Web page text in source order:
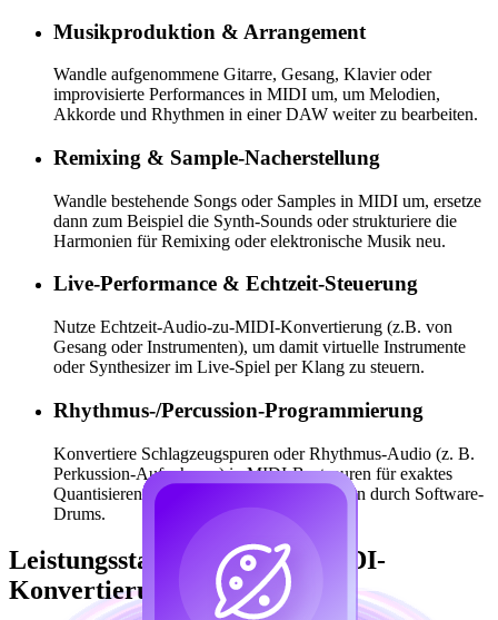
Musikproduktion & Arrangement
Wandle aufgenommene Gitarre, Gesang, Klavier oder
improvisierte Performances in MIDI um, um Melodien,
Akkorde und Rhythmen in einer DAW weiter zu bearbeiten.
Remixing & Sample-Nacherstellung
Wandle bestehende Songs oder Samples in MIDI um, ersetze
dann zum Beispiel die Synth-Sounds oder strukturiere die
Harmonien für Remixing oder elektronische Musik neu.
Live-Performance & Echtzeit-Steuerung
Nutze Echtzeit-Audio-zu-MIDI-Konvertierung (z.B. von
Gesang oder Instrumenten), um damit virtuelle Instrumente
oder Synthesizer im Live-Spiel per Klang zu steuern.
Rhythmus-/Percussion-Programmierung
Konvertiere Schlagzeugspuren oder Rhythmus-Audio (z. B.
Perkussion-Aufnahmen) in MIDI-Beatspuren für exaktes
Quantisieren, Arrangement und das Ersetzen durch Software-
Drums.
Leistungsstarke Musik-zu-MIDI-
Konvertierung